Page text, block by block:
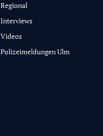
Regional
Interviews
Videos
Polizeimeldungen Ulm